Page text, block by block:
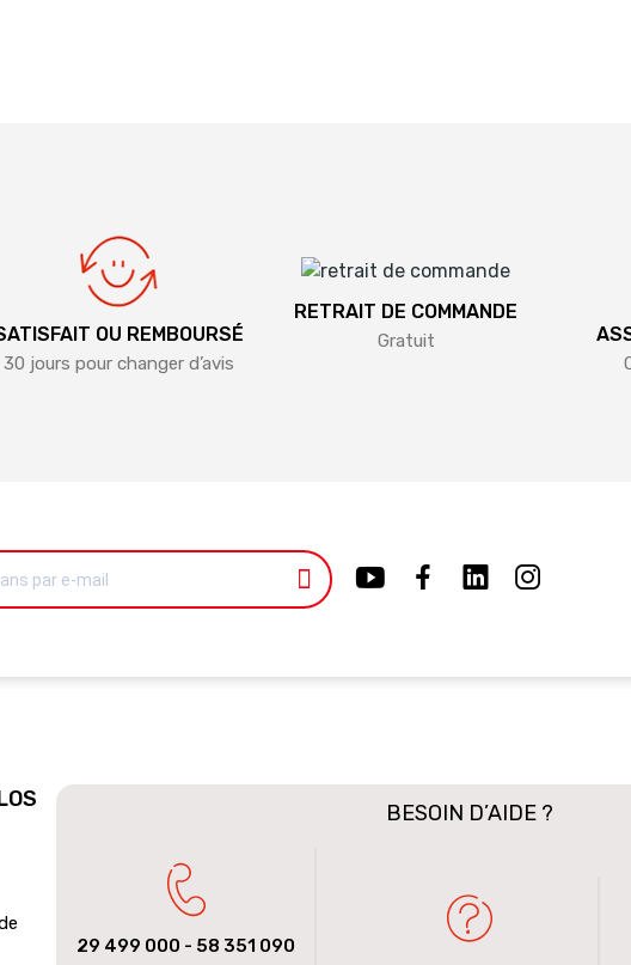
OU REMBOURSÉ
30 jours pour changer d’avis
RETRAIT DE COMMANDE
Gratuit
BESOIN D’AIDE ?
29 499 000 - 58 351 090